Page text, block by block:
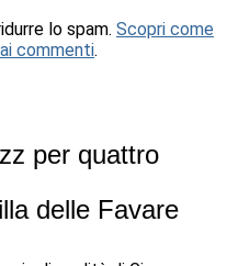
lo spam. Scopri come
commenti.
per quattro
delle Favare